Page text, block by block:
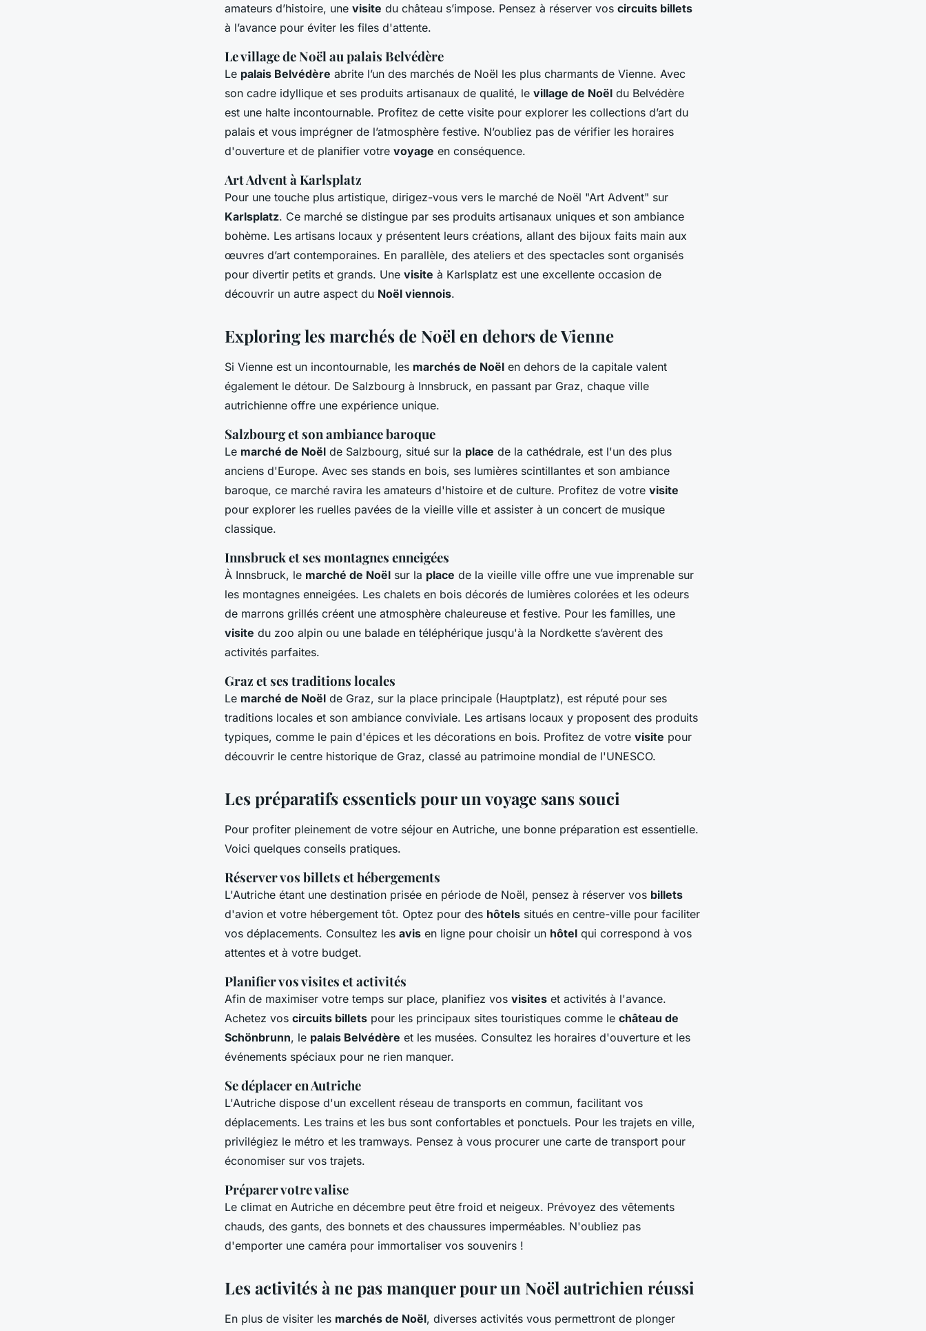
amateurs d’histoire, une visite du château s’impose. Pensez à réserver vos circuits billets
à l’avance pour éviter les files d'attente.
Le village de Noël au palais Belvédère
Le palais Belvédère abrite l’un des marchés de Noël les plus charmants de Vienne. Avec
son cadre idyllique et ses produits artisanaux de qualité, le village de Noël du Belvédère
est une halte incontournable. Profitez de cette visite pour explorer les collections d’art du
palais et vous imprégner de l’atmosphère festive. N’oubliez pas de vérifier les horaires
d'ouverture et de planifier votre voyage en conséquence.
Art Advent à Karlsplatz
Pour une touche plus artistique, dirigez-vous vers le marché de Noël "Art Advent" sur
Karlsplatz. Ce marché se distingue par ses produits artisanaux uniques et son ambiance
bohème. Les artisans locaux y présentent leurs créations, allant des bijoux faits main aux
œuvres d’art contemporaines. En parallèle, des ateliers et des spectacles sont organisés
pour divertir petits et grands. Une visite à Karlsplatz est une excellente occasion de
découvrir un autre aspect du Noël viennois.
Exploring les marchés de Noël en dehors de Vienne
Si Vienne est un incontournable, les marchés de Noël en dehors de la capitale valent
également le détour. De Salzbourg à Innsbruck, en passant par Graz, chaque ville
autrichienne offre une expérience unique.
Salzbourg et son ambiance baroque
Le marché de Noël de Salzbourg, situé sur la place de la cathédrale, est l'un des plus
anciens d'Europe. Avec ses stands en bois, ses lumières scintillantes et son ambiance
baroque, ce marché ravira les amateurs d'histoire et de culture. Profitez de votre visite
pour explorer les ruelles pavées de la vieille ville et assister à un concert de musique
classique.
Innsbruck et ses montagnes enneigées
À Innsbruck, le marché de Noël sur la place de la vieille ville offre une vue imprenable sur
les montagnes enneigées. Les chalets en bois décorés de lumières colorées et les odeurs
de marrons grillés créent une atmosphère chaleureuse et festive. Pour les familles, une
visite du zoo alpin ou une balade en téléphérique jusqu'à la Nordkette s’avèrent des
activités parfaites.
Graz et ses traditions locales
Le marché de Noël de Graz, sur la place principale (Hauptplatz), est réputé pour ses
traditions locales et son ambiance conviviale. Les artisans locaux y proposent des produits
typiques, comme le pain d'épices et les décorations en bois. Profitez de votre visite pour
découvrir le centre historique de Graz, classé au patrimoine mondial de l'UNESCO.
Les préparatifs essentiels pour un voyage sans souci
Pour profiter pleinement de votre séjour en Autriche, une bonne préparation est essentielle.
Voici quelques conseils pratiques.
Réserver vos billets et hébergements
L'Autriche étant une destination prisée en période de Noël, pensez à réserver vos billets
d'avion et votre hébergement tôt. Optez pour des hôtels situés en centre-ville pour faciliter
vos déplacements. Consultez les avis en ligne pour choisir un hôtel qui correspond à vos
attentes et à votre budget.
Planifier vos visites et activités
Afin de maximiser votre temps sur place, planifiez vos visites et activités à l'avance.
Achetez vos circuits billets pour les principaux sites touristiques comme le château de
Schönbrunn, le palais Belvédère et les musées. Consultez les horaires d'ouverture et les
événements spéciaux pour ne rien manquer.
Se déplacer en Autriche
L'Autriche dispose d'un excellent réseau de transports en commun, facilitant vos
déplacements. Les trains et les bus sont confortables et ponctuels. Pour les trajets en ville,
privilégiez le métro et les tramways. Pensez à vous procurer une carte de transport pour
économiser sur vos trajets.
Préparer votre valise
Le climat en Autriche en décembre peut être froid et neigeux. Prévoyez des vêtements
chauds, des gants, des bonnets et des chaussures imperméables. N'oubliez pas
d'emporter une caméra pour immortaliser vos souvenirs !
Les activités à ne pas manquer pour un Noël autrichien réussi
En plus de visiter les marchés de Noël, diverses activités vous permettront de plonger